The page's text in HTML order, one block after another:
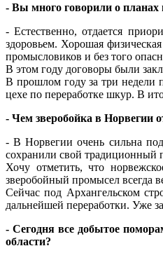
- Вы много говорили о планах
- Естественно, отдается
здоровьем. Хорошая
промысловиков и без того
В этом году договоры были
В прошлом году за три недели
цехе по переработке шкур. В
- Чем зверобойка в Норвегии
- В Норвегии очень сильна
сохранили свой традиционный
Хочу отметить, что
зверобойный промысел всегда
Сейчас под Архангельском
дальнейшей переработки. Уже
- Сегодня все добытое
области?